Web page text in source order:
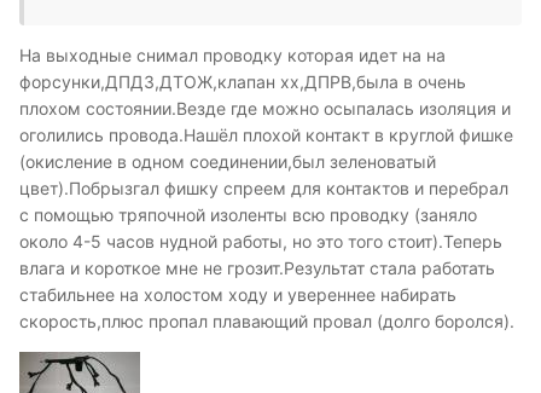
На выходные снимал проводку которая идет на на
форсунки,ДПДЗ,ДТОЖ,клапан хх,ДПРВ,была в очень
плохом состоянии.Везде где можно осыпалась изоляция и
оголились провода.Нашёл плохой контакт в круглой фишке
(окисление в одном соединении,был зеленоватый
цвет).Побрызгал фишку спреем для контактов и перебрал
с помощью тряпочной изоленты всю проводку (заняло
около 4-5 часов нудной работы, но это того стоит).Теперь
влага и короткое мне не грозит.Результат стала работать
стабильнее на холостом ходу и увереннее набирать
скорость,плюс пропал плавающий провал (долго боролся).